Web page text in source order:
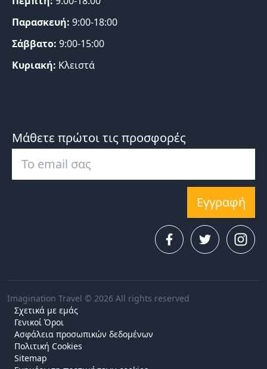
Παρασκευή: 9:00-18:00
Σάββατο: 9:00-15:00
Κυριακή: Κλειστά
Μάθετε πρώτοι τις προσφορές
Εγγραφή
Imagination Travel © 2026 All rights reserved
Σχετικά με εμάς
Γενικοί Όροι
Ασφάλεια προσωπικών δεδομένων
Πολιτική Cookies
Sitemap